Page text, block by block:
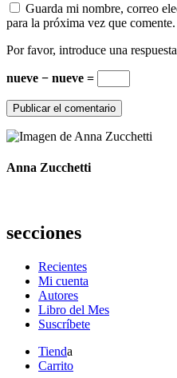
Guarda mi nombre, correo
para la próxima vez que comente.
Por favor, introduce una
nueve − nueve =
Anna Zucchetti
secciones
Recientes
Mi cuenta
Autores
Libro del Mes
Suscríbete
Tienda
Carrito